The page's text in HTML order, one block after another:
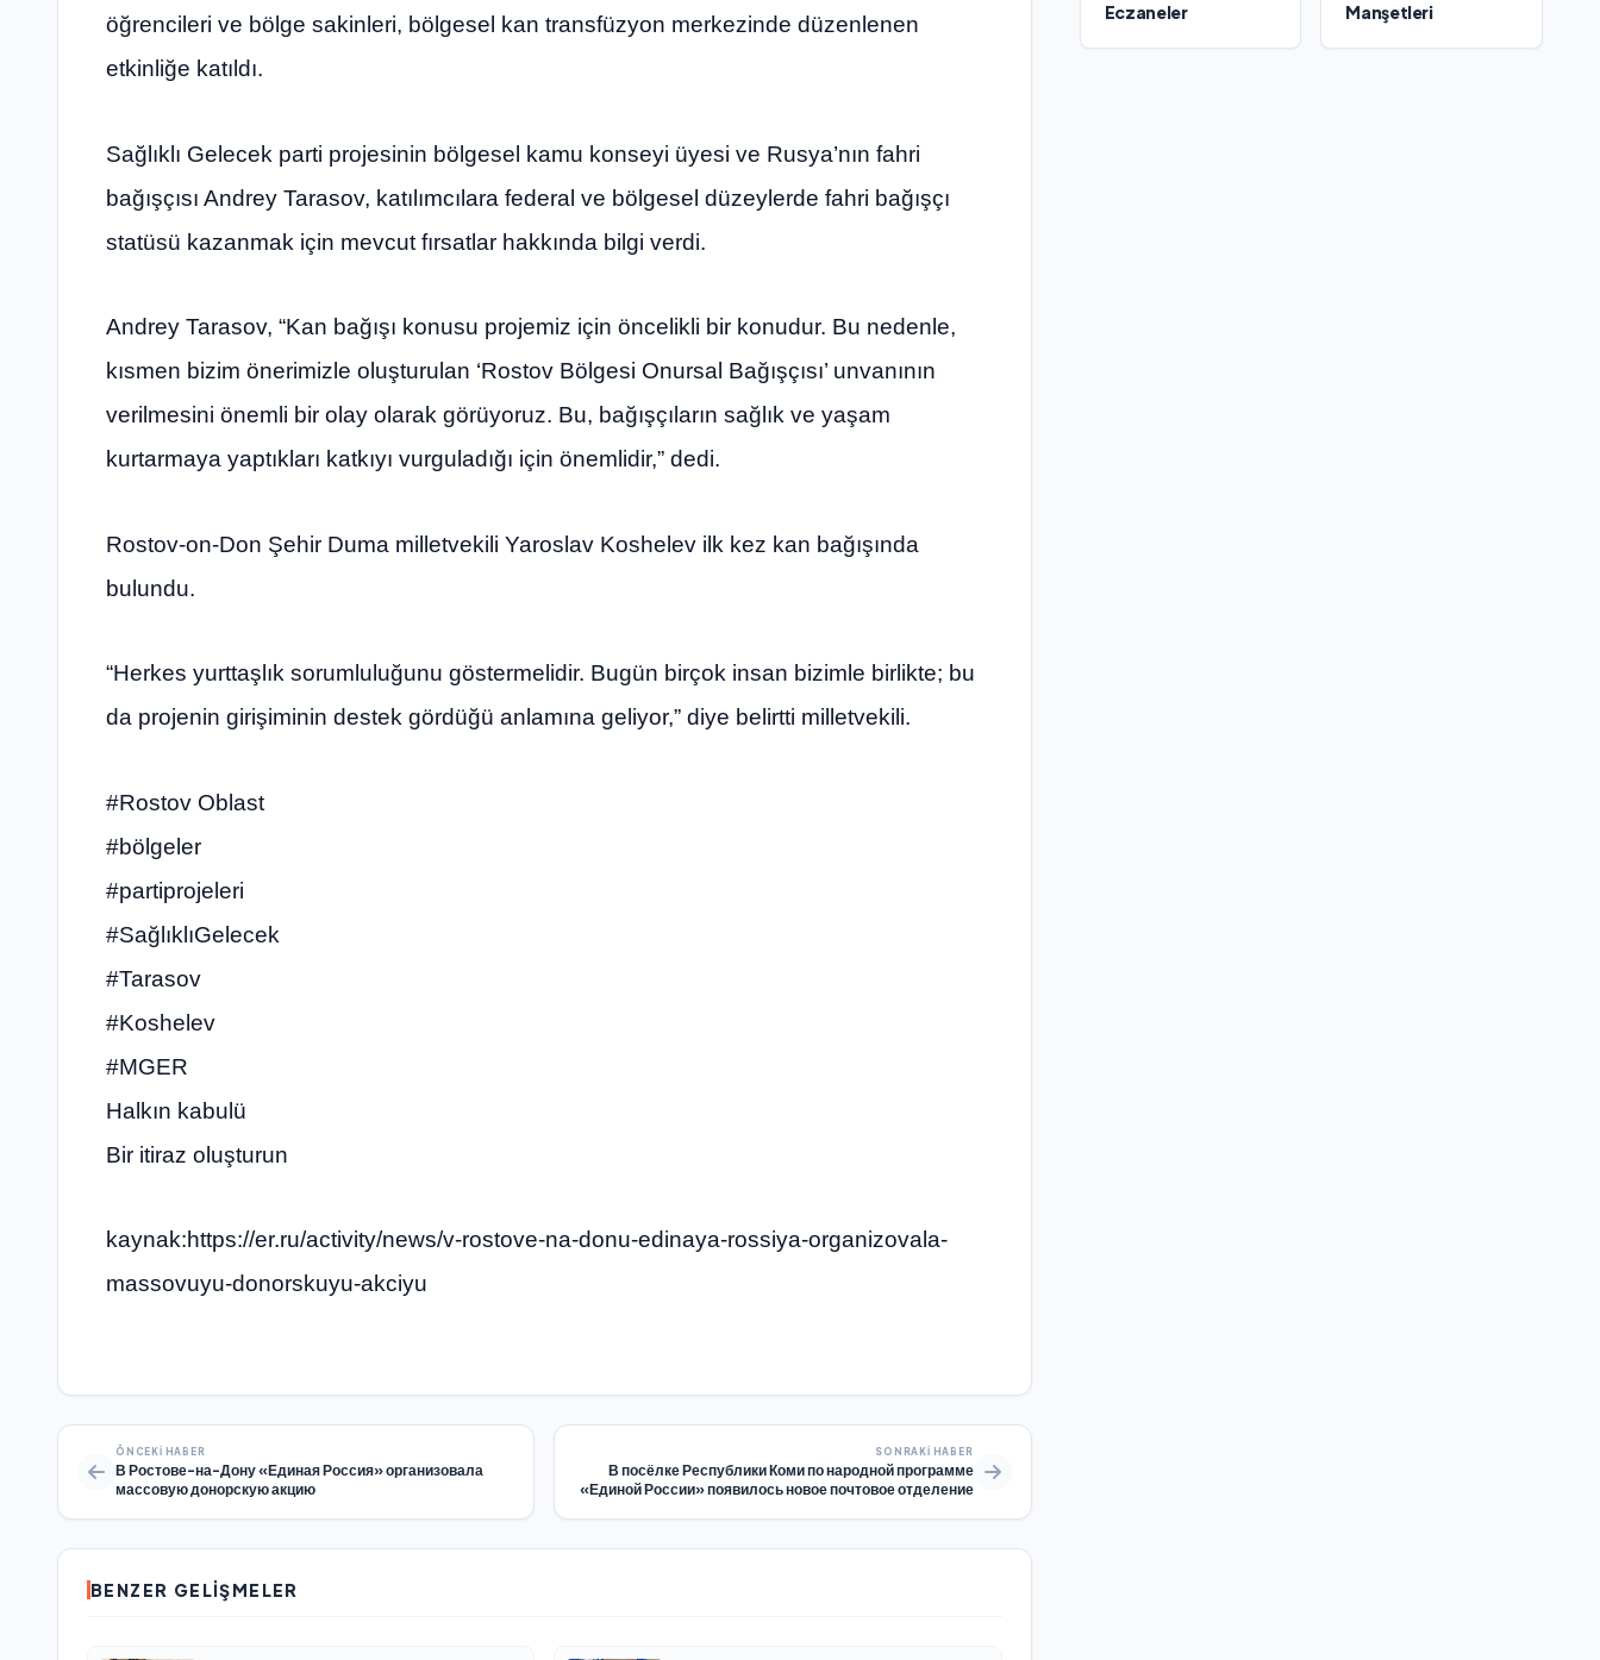
öğrencileri ve bölge sakinleri, bölgesel kan transfüzyon merkezinde düzenlenen
etkinliğe katıldı.
Sağlıklı Gelecek parti projesinin bölgesel kamu konseyi üyesi ve Rusya’nın fahri
bağışçısı Andrey Tarasov, katılımcılara federal ve bölgesel düzeylerde fahri bağışçı
statüsü kazanmak için mevcut fırsatlar hakkında bilgi verdi.
Andrey Tarasov, “Kan bağışı konusu projemiz için öncelikli bir konudur. Bu nedenle,
kısmen bizim önerimizle oluşturulan ‘Rostov Bölgesi Onursal Bağışçısı’ unvanının
verilmesini önemli bir olay olarak görüyoruz. Bu, bağışçıların sağlık ve yaşam
kurtarmaya yaptıkları katkıyı vurguladığı için önemlidir,” dedi.
Rostov-on-Don Şehir Duma milletvekili Yaroslav Koshelev ilk kez kan bağışında
bulundu.
“Herkes yurttaşlık sorumluluğunu göstermelidir. Bugün birçok insan bizimle birlikte; bu
da projenin girişiminin destek gördüğü anlamına geliyor,” diye belirtti milletvekili.
#Rostov Oblast
#bölgeler
#partiprojeleri
#SağlıklıGelecek
#Tarasov
#Koshelev
#‎MGER
Halkın kabulü
Bir itiraz oluşturun
kaynak:https://er.ru/activity/news/v-rostove-na-donu-edinaya-rossiya-organizovala-
massovuyu-donorskuyu-akciyu
ÖNCEKI HABER
В Ростове-на-Дону «Единая Россия» организовала
массовую донорскую акцию
SONRAKI HABER
В посёлке Республики Коми по народной программе
«Единой России» появилось новое почтовое отделение
BENZER GELIŞMELER
Eczaneler
Manşetleri